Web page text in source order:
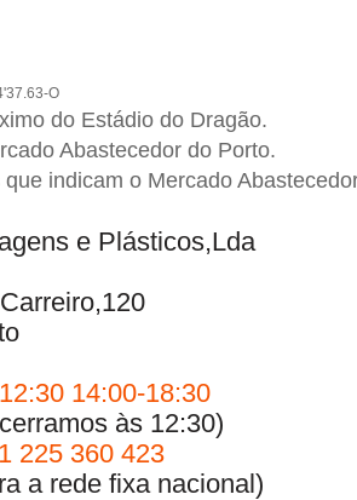
O
do Estádio do Dragão.
Abastecedor do Porto.
indicam o Mercado
e Plásticos,Lda
14:00-18:30
às 12:30)
225 360 423
a rede fixa nacional)